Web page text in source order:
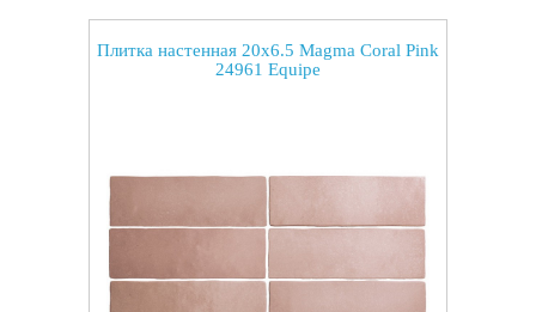
Плитка настенная 20x6.5 Magma Coral Pink
24961 Equipe